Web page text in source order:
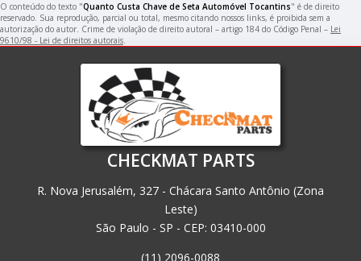
O conteúdo do texto "Quanto Custa Chave de Seta Automóvel Tocantins" é de direito
reservado. Sua reprodução, parcial ou total, mesmo citando nossos links, é proibida sem a
autorização do autor. Crime de violação de direito autoral – artigo 184 do Código Penal – Lei
9610/98 - Lei de direitos autorais.
CHECKMAT PARTS
R. Nova Jerusalém, 327 - Chácara Santo Antônio (Zona
Leste)
São Paulo - SP - CEP: 03410-000
(11) 2096-0088